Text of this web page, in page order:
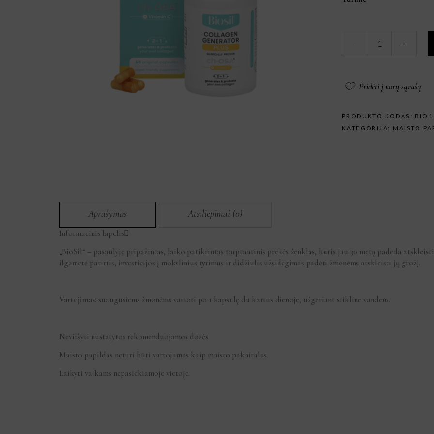
COLLAGEN
60
kapsulių.
- +
Pridėti į norų sąrašą
PRODUKTO KODAS: BIO1
KATEGORIJA: MAISTO
Aprašymas Atsiliepimai (0)
Informacinis lapelis
„BioSil“ – pasaulyje pripažintas, laiko patikrintas tarptautinis prekės ženklas, kuris jau 30 metų padeda
ilgametė patirtis, investicijos į mokslinius tyrimus ir didžiulis užsidegimas padėti žmonėms atskleisti jų grožį.
Vartojimas: suaugusiems žmonėms vartoti po 1 kapsulę du kartus dienoje, užgeriant stikline vandens.
Neviršyti nustatytos rekomenduojamos dozės.
Maisto papildas neturi būti vartojamas kaip maisto pakaitalas.
Laikyti vaikams nepasiekiamoje vietoje.